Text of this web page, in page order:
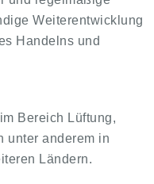
Weiterentwicklung
Handelns und
Bereich Lüftung,
unter anderem in
Ländern.